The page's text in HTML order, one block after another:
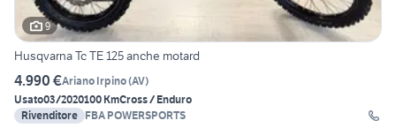
9
Husqvarna Tc TE 125 anche motard
4.990 €Ariano Irpino(AV)
Usato03/2020100 KmCross / Enduro
Rivenditore FBA POWERSPORTS